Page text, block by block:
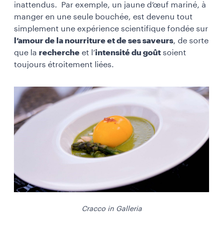
inattendus. Par exemple, un jaune d’œuf mariné, à
manger en une seule bouchée, est devenu tout
simplement une expérience scientifique fondée sur
l’amour de la nourriture et de ses saveurs, de sorte
que la recherche et l’intensité du goût soient
toujours étroitement liées.
Cracco in Galleria